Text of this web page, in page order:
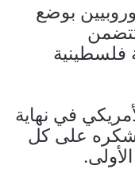
بوضع
فلسطينية
في نهاية
وشكره على كل